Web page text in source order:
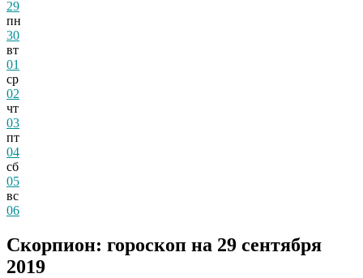
29
пн
30
вт
01
ср
02
чт
03
пт
04
сб
05
вс
06
Скорпион: гороскоп на 29 сентября
2019